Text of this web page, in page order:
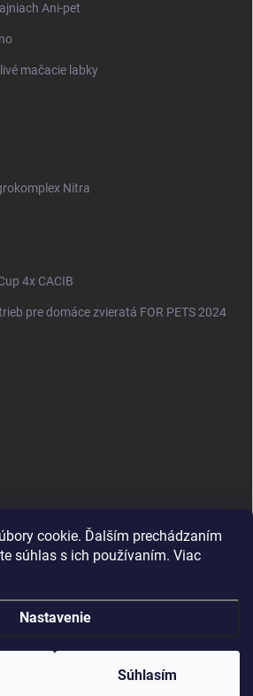
cookie. Ďalším prechádzaním
súhlas s ich používaním. Viac
Nastavenie
Súhlasím
Ani-pet
mačacie labky
Nitra
4x CACIB
pre domáce zvieratá FOR PETS 2024
. Všetky práva vyhradené.Upraviť nastavenie